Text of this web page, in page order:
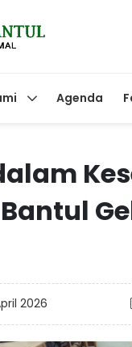
Agenda
Bantul
2026